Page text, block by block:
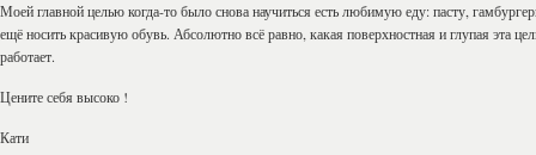
Моей главной целью когда-то было снова научиться есть любимую еду: пасту,
ещё носить красивую обувь. Абсолютно всё равно, какая поверхностная и глупая эта
работает.
Цените себя высоко !
Кати